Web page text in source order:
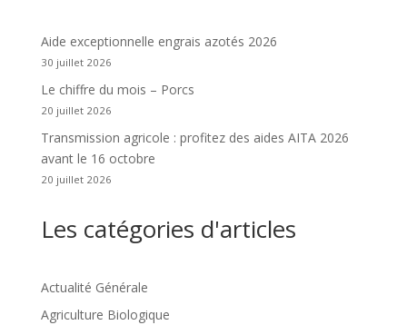
Aide exceptionnelle engrais azotés 2026
30 juillet 2026
Le chiffre du mois – Porcs
20 juillet 2026
Transmission agricole : profitez des aides AITA 2026
avant le 16 octobre
20 juillet 2026
Les catégories d'articles
Actualité Générale
Agriculture Biologique